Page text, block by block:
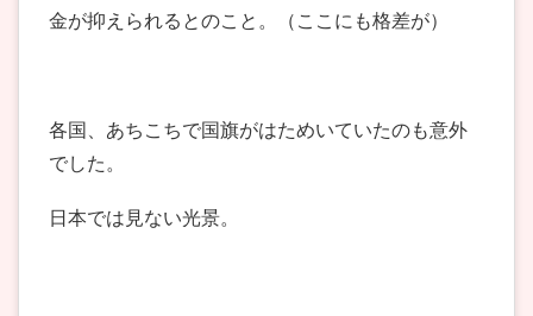
金が抑えられるとのこと。（ここにも格差が）
各国、あちこちで国旗がはためいていたのも意外
でした。
日本では見ない光景。